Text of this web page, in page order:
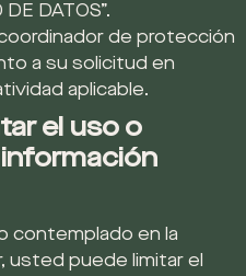
DATOS”.
de protección
a su solicitud en
aplicable.
el uso o
contemplado en la
usted puede limitar el